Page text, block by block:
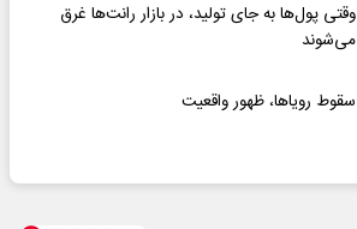
وقتی پول‌ها به جای تولید، در بازار رانت‌ها غرق
می‌شوند
سقوط رویاها، ظهور واقعیت